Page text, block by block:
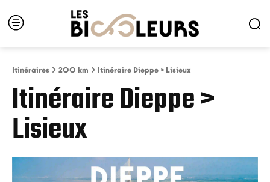
Itinéraires 200 km Itinéraire Dieppe > Lisieux
Itinéraire Dieppe >
Lisieux